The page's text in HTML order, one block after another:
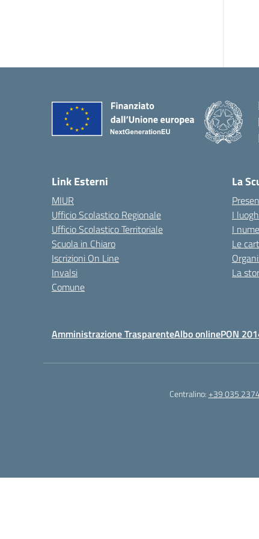
Link Esterni
MIUR
Ufficio Scolastico Regionale
Ufficio Scolastico Territoriale
Scuola in Chiaro
Iscrizioni On Line
Invalsi
Comune
La
I
I
Le
La
Amministrazione TrasparenteAlbo onlinePON
Centralino:+39 035